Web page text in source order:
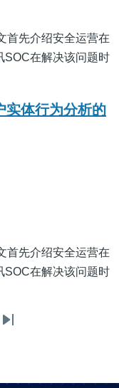
首先介绍安全运营在
SOC在解决该问题时
实体行为分析的
首先介绍安全运营在
SOC在解决该问题时
Last